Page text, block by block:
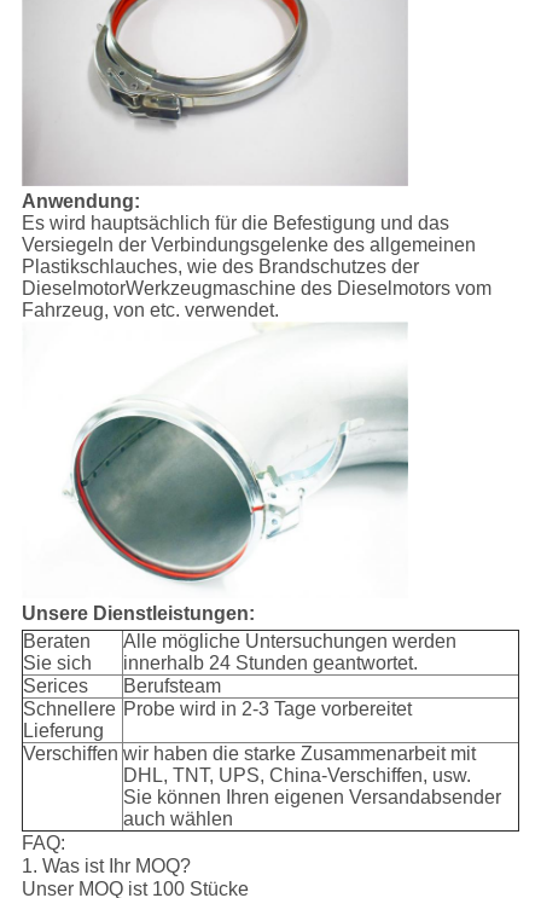
Anwendung:
Es wird hauptsächlich für die Befestigung und das
Versiegeln der Verbindungsgelenke des allgemeinen
Plastikschlauches, wie des Brandschutzes der
DieselmotorWerkzeugmaschine des Dieselmotors vom
Fahrzeug, von etc. verwendet.
Unsere Dienstleistungen:
Beraten
Sie sich
Alle mögliche Untersuchungen werden
innerhalb 24 Stunden geantwortet.
Serices
Berufsteam
Schnellere
Lieferung
Probe wird in 2-3 Tage vorbereitet
Verschiffen wir haben die starke Zusammenarbeit mit
DHL, TNT, UPS, China-Verschiffen, usw.
Sie können Ihren eigenen Versandabsender
auch wählen
FAQ:
1. Was ist Ihr MOQ?
Unser MOQ ist 100 Stücke